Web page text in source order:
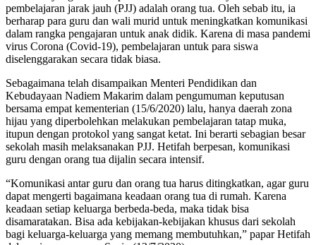
pembelajaran jarak jauh (PJJ) adalah orang tua. Oleh sebab itu, ia
berharap para guru dan wali murid untuk meningkatkan komunikasi
dalam rangka pengajaran untuk anak didik. Karena di masa pandemi
virus Corona (Covid-19), pembelajaran untuk para siswa
diselenggarakan secara tidak biasa.
Sebagaimana telah disampaikan Menteri Pendidikan dan
Kebudayaan Nadiem Makarim dalam pengumuman keputusan
bersama empat kementerian (15/6/2020) lalu, hanya daerah zona
hijau yang diperbolehkan melakukan pembelajaran tatap muka,
itupun dengan protokol yang sangat ketat. Ini berarti sebagian besar
sekolah masih melaksanakan PJJ. Hetifah berpesan, komunikasi
guru dengan orang tua dijalin secara intensif.
“Komunikasi antar guru dan orang tua harus ditingkatkan, agar guru
dapat mengerti bagaimana keadaan orang tua di rumah. Karena
keadaan setiap keluarga berbeda-beda, maka tidak bisa
disamaratakan. Bisa ada kebijakan-kebijakan khusus dari sekolah
bagi keluarga-keluarga yang memang membutuhkan,” papar Hetifah